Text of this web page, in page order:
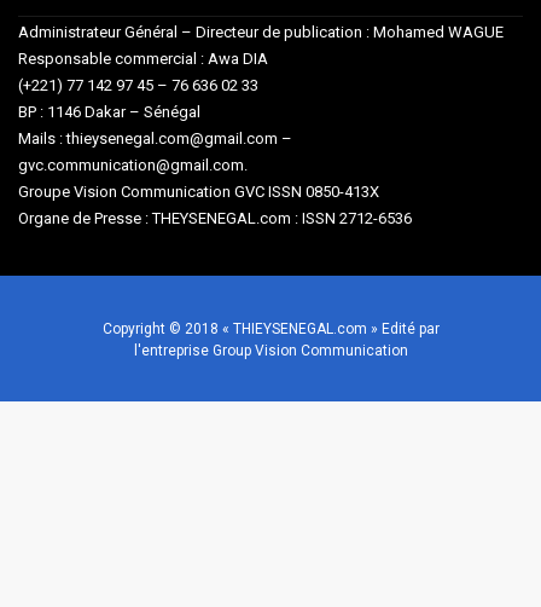
Administrateur Général – Directeur de publication : Mohamed WAGUE
Responsable commercial : Awa DIA
(+221) 77 142 97 45 – 76 636 02 33
BP : 1146 Dakar – Sénégal
Mails : thieysenegal.com@gmail.com –
gvc.communication@gmail.com.
Groupe Vision Communication GVC ISSN 0850-413X
Organe de Presse : THEYSENEGAL.com : ISSN 2712-6536
Copyright © 2018 « THIEYSENEGAL.com » Edité par
l'entreprise Group Vision Communication